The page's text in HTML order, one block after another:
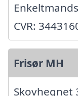
CVR:
Frisør MH
Skovhegnet